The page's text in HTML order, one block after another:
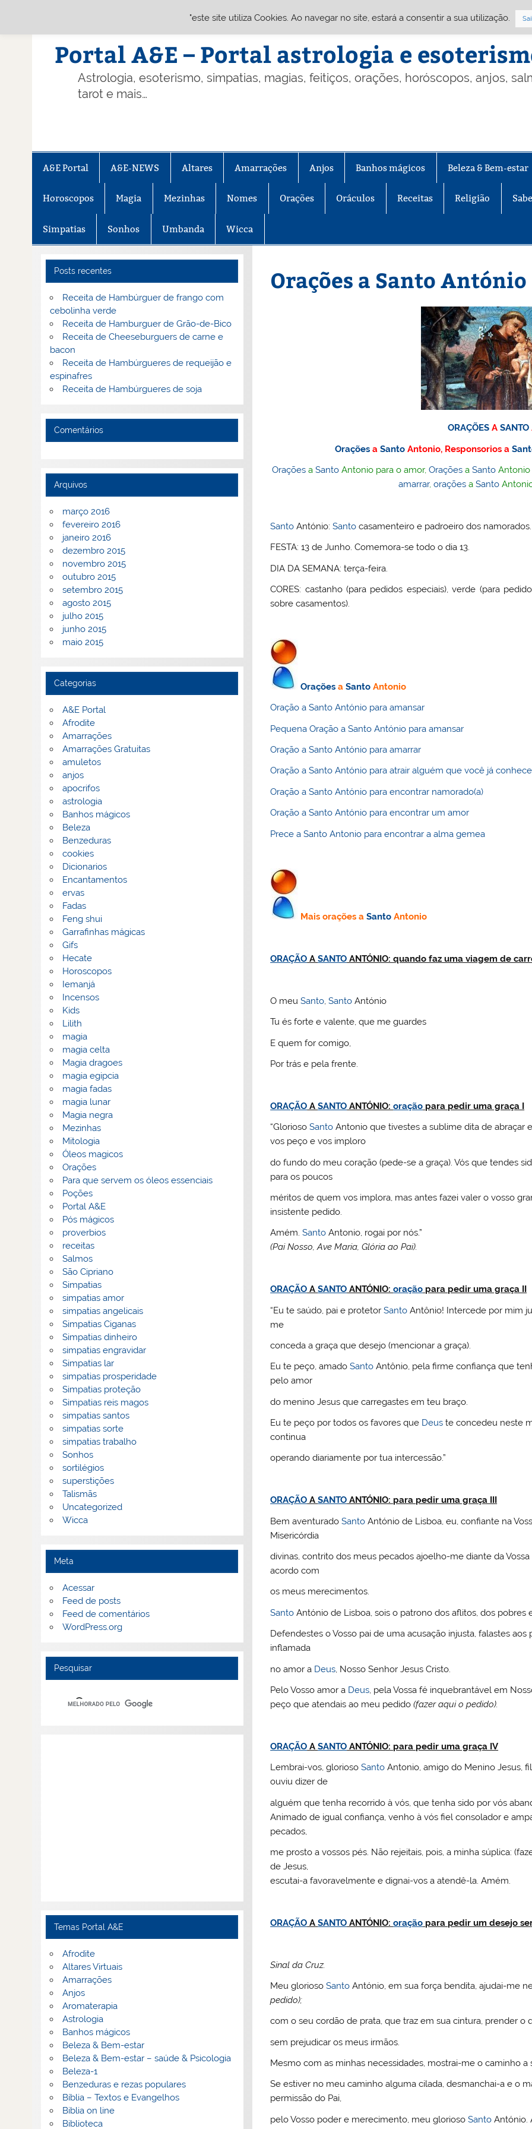
Portal A&E – Portal astrologia e
Astrologia, esoterismo, simpatias, magias, feitiços, orações, horóscopos, anjos,
tarot e mais…
A&E Portal A&E-NEWS Altares Amarrações Anjos Banhos mágicos Beleza & Bem-estar
Horoscopos Magia Mezinhas Nomes Orações Oráculos Receitas Religião
Simpatias Sonhos Umbanda Wicca
Orações a Santo António
ORAÇÕESA SANTO
Orações aSanto Antonio, Responsorios a
Oraçõesa SantoAntonio para o amor, Oraçõesa SantoAntonio
amarrar,orações aSanto
Santo António:Santo casamenteiro e padroeiro dos namorados.
FESTA: 13 de Junho. Comemora-se todo o dia 13.
DIA DA SEMANA: terça-feira.
CORES: castanho (para pedidos especiais), verde (para
sobre casamentos).
Orações aSanto Antonio
Oração a Santo António para amansar
Pequena Oração a Santo António para amansar
Oração a Santo António para amarrar
Oração a Santo António para atrair alguém que você já conhece
Oração a Santo António para encontrar namorado(a)
Oração a Santo António para encontrar um amor
Prece a Santo Antonio para encontrar a alma gemea
Mais orações aSanto Antonio
ORAÇÃO ASANTO ANTÓNIO: quando faz uma viagem de
O meuSanto,Santo António
Tu és forte e valente, que me guardes
E quem for comigo,
Por trás e pela frente.
ORAÇÃO ASANTO ANTÓNIO:oração para pedir uma graça I
“GloriosoSanto Antonio que tivestes a sublime dita de abraçar
vos peço e vos imploro
do fundo do meu coração (pede-se a graça). Vós que tendes
para os poucos
méritos de quem vos implora, mas antes fazei valer o vosso
insistente pedido.
Amém.Santo Antonio, rogai por nós.”
(Pai Nosso, Ave Maria, Glória ao Pai).
ORAÇÃO ASANTO ANTÓNIO:oração para pedir uma graça II
“Eu te saúdo, pai e protetorSanto Antônio! Intercede por mim
me
conceda a graça que desejo (mencionar a graça).
Eu te peço, amadoSanto Antônio, pela firme confiança que
pelo amor
do menino Jesus que carregastes em teu braço.
Eu te peço por todos os favores que Deus te concedeu neste
continua
operando diariamente por tua intercessão.”
ORAÇÃO ASANTO ANTÓNIO: para pedir uma graça III
Bem aventuradoSanto António de Lisboa, eu, confiante na
Misericórdia
divinas, contrito dos meus pecados ajoelho-me diante da Vossa
acordo com
os meus merecimentos.
Santo António de Lisboa, sois o patrono dos aflitos, dos pobres
Defendestes o Vosso pai de uma acusação injusta, falastes
inflamada
no amor a Deus, Nosso Senhor Jesus Cristo.
Pelo Vosso amor a Deus, pela Vossa fé inquebrantável em
peço que atendais ao meu pedido(fazer aqui o pedido).
ORAÇÃO ASANTO ANTÓNIO: para pedir uma graça IV
Lembrai-vos, gloriosoSanto Antonio, amigo do Menino Jesus,
ouviu dizer de
alguém que tenha recorrido à vós, que tenha sido por vós
Animado de igual confiança, venho à vós fiel consolador e
pecados,
me prosto a vossos pés. Não rejeitais, pois, a minha súplica:
de Jesus,
escutai-a favoravelmente e dignai-vos a atendê-la. Amém.
ORAÇÃO ASANTO ANTÓNIO:oração para pedir um desejo
Sinal da Cruz.
Meu gloriosoSanto António, em sua força bendita, ajudai-me
pedido);
com o seu cordão de prata, que traz em sua cintura, prender o
sem prejudicar os meus irmãos.
Mesmo com as minhas necessidades, mostrai-me o caminho
Se estiver no meu caminho alguma cilada, desmanchai-a e o
permissão do Pai,
pelo Vosso poder e merecimento, meu gloriosoSanto António.
Posts recentes
Receita de Hambúrguer de frango com
cebolinha verde
Receita de Hamburguer de Grão-de-Bico
Receita de Cheeseburguers de carne e
bacon
Receita de Hambúrgueres de requeijão e
espinafres
Receita de Hambúrgueres de soja
Comentários
Arquivos
março 2016
fevereiro 2016
janeiro 2016
dezembro 2015
novembro 2015
outubro 2015
setembro 2015
agosto 2015
julho 2015
junho 2015
maio 2015
Categorias
A&E Portal
Afrodite
Amarrações
Amarrações Gratuitas
amuletos
anjos
apocrifos
astrologia
Banhos mágicos
Beleza
Benzeduras
cookies
Dicionarios
Encantamentos
ervas
Fadas
Feng shui
Garrafinhas mágicas
Gifs
Hecate
Horoscopos
Iemanjá
Incensos
Kids
Lilith
magia
magia celta
Magia dragoes
magia egipcia
magia fadas
magia lunar
Magia negra
Mezinhas
Mitologia
Óleos magicos
Orações
Para que servem os óleos essenciais
Poções
Portal A&E
Pós mágicos
proverbios
receitas
Salmos
São Cipriano
Simpatias
simpatias amor
simpatias angelicais
Simpatias Ciganas
Simpatias dinheiro
simpatias engravidar
Simpatias lar
simpatias prosperidade
Simpatias proteção
Simpatias reis magos
simpatias santos
simpatias sorte
simpatias trabalho
Sonhos
sortilégios
superstições
Talismãs
Uncategorized
Wicca
Meta
Acessar
Feed de posts
Feed de comentários
WordPress.org
Pesquisar
Temas Portal A&E
Afrodite
Altares Virtuais
Amarrações
Anjos
Aromaterapia
Astrologia
Banhos mágicos
Beleza & Bem-estar
Beleza & Bem-estar – saúde & Psicologia
Beleza-1
Benzeduras e rezas populares
Bíblia – Textos e Evangelhos
Biblia on line
Biblioteca
"este site utiliza Cookies. Ao navegar no site, estará a consentir a sua utilização.